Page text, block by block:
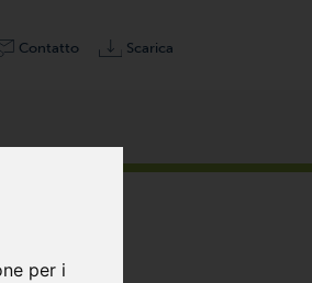
per i
Contatto Scarica